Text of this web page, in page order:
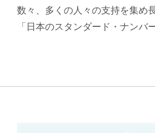
数々、多くの人々の支持を集め
「日本のスタンダード・ナン